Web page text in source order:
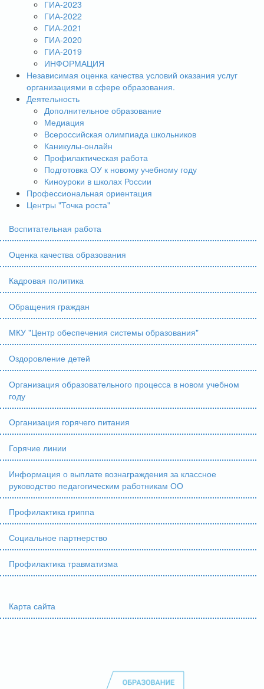
ГИА-2023
ГИА-2022
ГИА-2021
ГИА-2020
ГИА-2019
ИНФОРМАЦИЯ
Независимая оценка качества условий оказания услуг
организациями в сфере образования.
Деятельность
Дополнительное образование
Медиация
Всероссийская олимпиада школьников
Каникулы-онлайн
Профилактическая работа
Подготовка ОУ к новому учебному году
Киноуроки в школах России
Профессиональная ориентация
Центры "Точка роста"
Воспитательная работа
Оценка качества образования
Кадровая политика
Обращения граждан
МКУ "Центр обеспечения системы образования"
Оздоровление детей
Организация образовательного процесса в новом учебном
году
Организация горячего питания
Горячие линии
Информация о выплате вознаграждения за классное
руководство педагогическим работникам ОО
Профилактика гриппа
Социальное партнерство
Профилактика травматизма
Карта сайта